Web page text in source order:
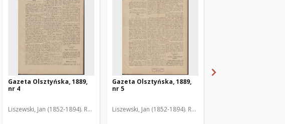
Gazeta Olsztyńska, 1889,
nr 4
Liszewski, Jan (1852-1894). Red.
Gazeta Olsztyńska, 1889,
nr 5
Liszewski, Jan (1852-1894). Red.